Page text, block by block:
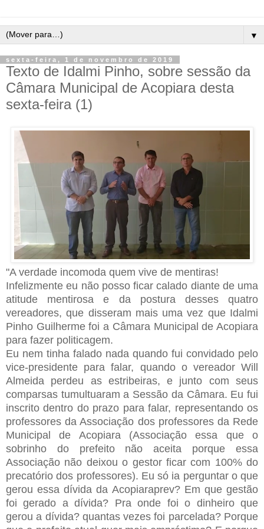
▼
sexta-feira, 1 de novembro de 2019
Texto de Idalmi Pinho, sobre sessão da
Câmara Municipal de Acopiara desta
sexta-feira (1)
"A verdade incomoda quem vive de mentiras!
Infelizmente eu não posso ficar calado diante de uma
atitude mentirosa e da postura desses quatro
vereadores, que disseram mais uma vez que Idalmi
Pinho Guilherme foi a Câmara Municipal de Acopiara
para fazer politicagem.
Eu nem tinha falado nada quando fui convidado pelo
vice-presidente para falar, quando o vereador Will
Almeida perdeu as estribeiras, e junto com seus
comparsas tumultuaram a Sessão da Câmara. Eu fui
inscrito dentro do prazo para falar, representando os
professores da Associação dos professores da Rede
Municipal de Acopiara (Associação essa que o
sobrinho do prefeito não aceita porque essa
Associação não deixou o gestor ficar com 100% do
precatório dos professores). Eu só ia perguntar o que
gerou essa dívida da Acopiaraprev? Em que gestão
foi gerado a dívida? Pra onde foi o dinheiro que
gerou a dívida? quantas vezes foi parcelada? Porque